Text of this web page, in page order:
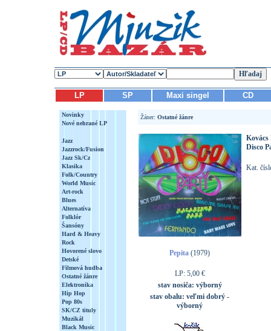
LP SP Maxi singel CD
Novinky
Nové nehrané LP
Jazz
Jazzrock/Fusion
Jazz Sk/Cz
Klasika
Folk/Country
World Music
Art-rock
Blues
Alternatíva
Folklór
Šansóny
Hard & Heavy
Rock
Hovorené slovo
Detské
Filmová hudba
Ostatné žánre
Elektronika
Hip Hop
Pop 80s
SK/CZ tituly
Muzikál
Black Music
Žáner: Ostatné žánre
Pepita (1979)
LP: 5,00 €
stav nosiča: výborný
stav obalu: veľmi dobrý -
výborný
Kovács
Disco
Kat.